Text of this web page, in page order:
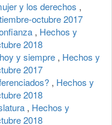
y los derechos ,
octubre 2017
, Hechos y
2018
y siempre , Hechos y
2017
, Hechos y
2018
, Hechos y
2018